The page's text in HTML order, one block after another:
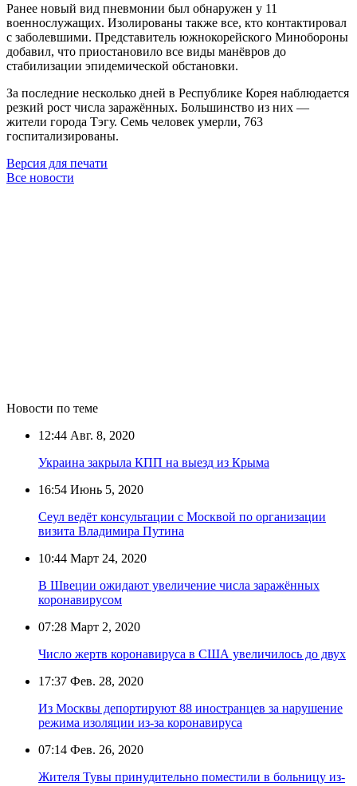
Ранее новый вид пневмонии был обнаружен у 11
военнослужащих. Изолированы также все, кто контактировал
с заболевшими. Представитель южнокорейского Минобороны
добавил, что приостановило все виды манёвров до
стабилизации эпидемической обстановки.
За последние несколько дней в Республике Корея наблюдается
резкий рост числа заражённых. Большинство из них —
жители города Тэгу. Семь человек умерли, 763
госпитализированы.
Версия для печати
Все новости
Новости по теме
12:44 Авг. 8, 2020
Украина закрыла КПП на выезд из Крыма
16:54 Июнь 5, 2020
Сеул ведёт консультации с Москвой по организации
визита Владимира Путина
10:44 Март 24, 2020
В Швеции ожидают увеличение числа заражённых
коронавирусом
07:28 Март 2, 2020
Число жертв коронавируса в США увеличилось до двух
17:37 Фев. 28, 2020
Из Москвы депортируют 88 иностранцев за нарушение
режима изоляции из-за коронавируса
07:14 Фев. 26, 2020
Жителя Тувы принудительно поместили в больницу из-